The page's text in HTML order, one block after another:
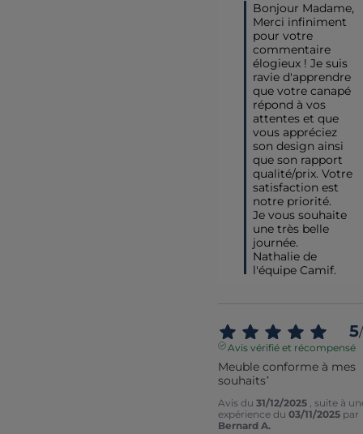
Bonjour Madame,
Merci infiniment
pour votre
commentaire
élogieux ! Je suis
ravie d'apprendre
que votre canapé
répond à vos
attentes et que
vous appréciez
son design ainsi
que son rapport
qualité/prix. Votre
satisfaction est
notre priorité.
Je vous souhaite
une très belle
journée.
Nathalie de
l'équipe Camif.
5/
Avis vérifié et récompensé
Meuble conforme à mes
souhaits’
Avis du 31/12/2025 , suite à
expérience du 03/11/2025 par
Bernard A.